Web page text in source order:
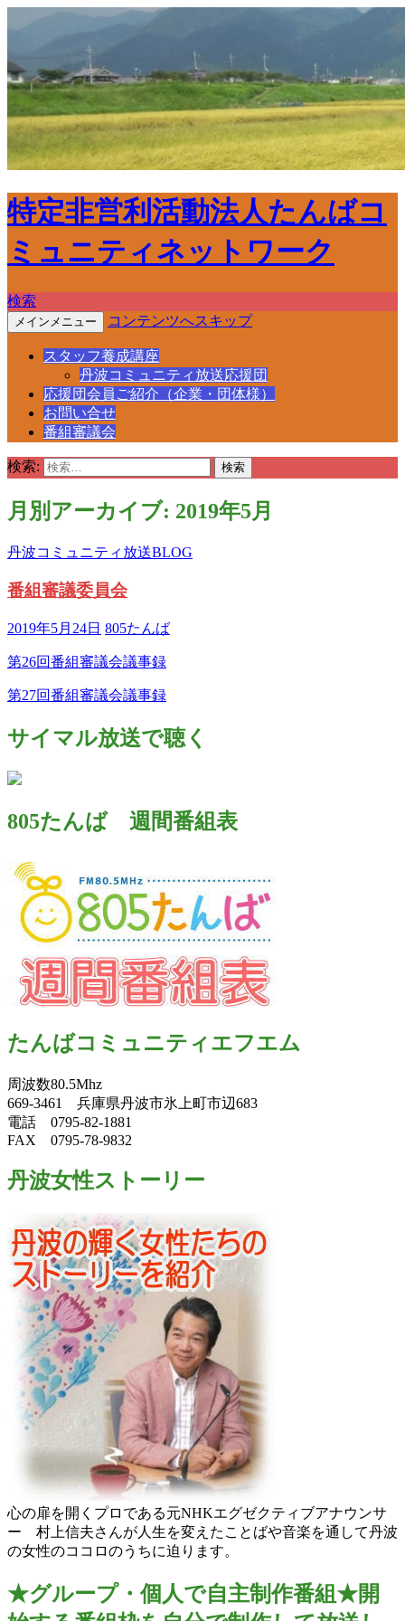
特定非営利活動法人たんばコ
ミュニティネットワーク
検索
メインメニュー コンテンツへスキップ
スタッフ養成講座
丹波コミュニティ放送応援団
応援団会員ご紹介（企業・団体様）
お問い合せ
番組審議会
検索:
月別アーカイブ: 2019年5月
丹波コミュニティ放送BLOG
番組審議委員会
2019年5月24日 805たんば
第26回番組審議会議事録
第27回番組審議会議事録
サイマル放送で聴く
805たんば 週間番組表
たんばコミュニティエフエム
周波数80.5Mhz
669-3461 兵庫県丹波市氷上町市辺683
電話 0795-82-1881
FAX 0795-78-9832
丹波女性ストーリー
心の扉を開くプロである元NHKエグゼクティブアナウンサ
ー 村上信夫さんが人生を変えたことばや音楽を通して丹波
の女性のココロのうちに迫ります。
★グループ・個人で自主制作番組★開